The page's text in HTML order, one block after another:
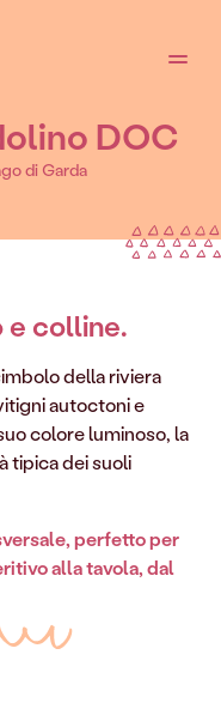
DOC
di Garda
e colline.
della riviera
autoctoni e
colore luminoso, la
tipica dei suoli
perfetto per
alla tavola, dal